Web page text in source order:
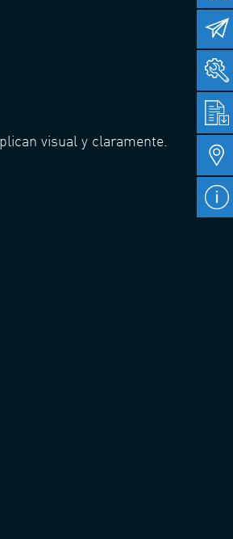
visual y claramente.